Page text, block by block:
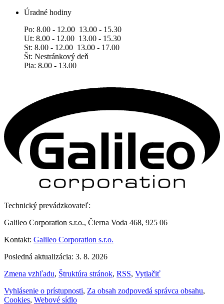
Úradné hodiny
Po: 8.00 - 12.00 13.00 - 15.30
Ut: 8.00 - 12.00 13.00 - 15.30
St: 8.00 - 12.00 13.00 - 17.00
Št: Nestránkový deň
Pia: 8.00 - 13.00
Technický prevádzkovateľ:
Galileo Corporation s.r.o., Čierna Voda 468, 925 06
Kontakt: Galileo Corporation s.r.o.
Posledná aktualizácia: 3. 8. 2026
Zmena vzhľadu, Štruktúra stránok, RSS, Vytlačiť
Vyhlásenie o prístupnosti, Za obsah zodpovedá správca obsahu,
Cookies, Webové sídlo